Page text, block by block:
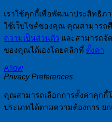
เราใช้คุกกี้เพื่อพัฒนาประสิทธิภ
ใช้เว็บไซต์ของคุณ คุณสามารถศึ
ความเป็นส่วนตัว และสามารถจั
ของคุณได้เองโดยคลิกที่ ตั้งค่า
Allow
Privacy Preferences
คุณสามารถเลือกการตั้งค่าคุกกี้
ประเภทได้ตามความต้องการ ย